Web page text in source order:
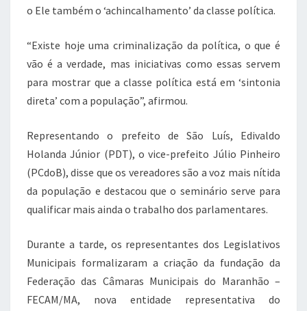
o Ele também o ‘achincalhamento’ da classe política.
“Existe hoje uma criminalização da política, o que é
vão é a verdade, mas iniciativas como essas servem
para mostrar que a classe política está em ‘sintonia
direta’ com a população”, afirmou.
Representando o prefeito de São Luís, Edivaldo
Holanda Júnior (PDT), o vice-prefeito Júlio Pinheiro
(PCdoB), disse que os vereadores são a voz mais nítida
da população e destacou que o seminário serve para
qualificar mais ainda o trabalho dos parlamentares.
Durante a tarde, os representantes dos Legislativos
Municipais formalizaram a criação da fundação da
Federação das Câmaras Municipais do Maranhão –
FECAM/MA, nova entidade representativa do